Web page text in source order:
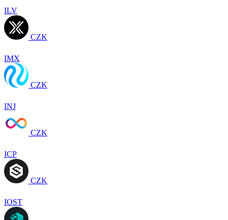
ILV
CZK
IMX
CZK
INJ
CZK
ICP
CZK
IOST